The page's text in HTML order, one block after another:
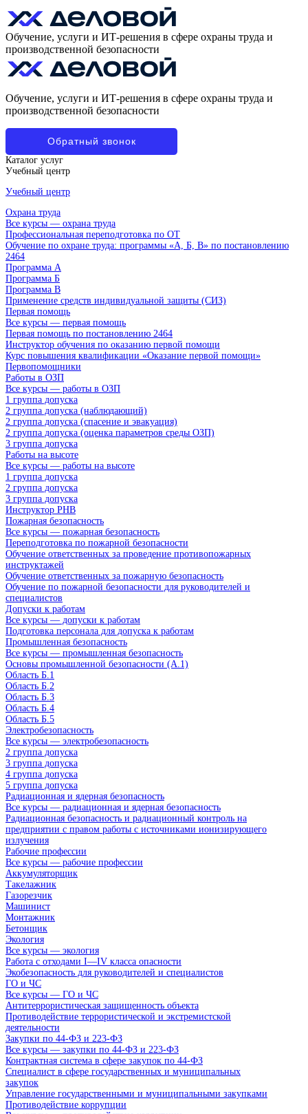
Обучение, услуги и ИТ-решения в сфере охраны труда и
производственной безопасности
Обучение, услуги и ИТ-решения в сфере охраны труда и
производственной безопасности
Обратный звонок
Каталог услуг
Учебный центр
Учебный центр
Охрана труда
Все курсы — охрана труда
Профессиональная переподготовка по ОТ
Обучение по охране труда: программы «А, Б, В» по постановлению
2464
Программа А
Программа Б
Программа В
Применение средств индивидуальной защиты (СИЗ)
Первая помощь
Все курсы — первая помощь
Первая помощь по постановлению 2464
Инструктор обучения по оказанию первой помощи
Курс повышения квалификации «Оказание первой помощи»
Первопомощники
Работы в ОЗП
Все курсы — работы в ОЗП
1 группа допуска
2 группа допуска (наблюдающий)
2 группа допуска (спасение и эвакуация)
2 группа допуска (оценка параметров среды ОЗП)
3 группа допуска
Работы на высоте
Все курсы — работы на высоте
1 группа допуска
2 группа допуска
3 группа допуска
Инструктор РНВ
Пожарная безопасность
Все курсы — пожарная безопасность
Переподготовка по пожарной безопасности
Обучение ответственных за проведение противопожарных
инструктажей
Обучение ответственных за пожарную безопасность
Обучение по пожарной безопасности для руководителей и
специалистов
Допуски к работам
Все курсы — допуски к работам
Подготовка персонала для допуска к работам
Промышленная безопасность
Все курсы — промышленная безопасность
Основы промышленной безопасности (A.1)
Область Б.1
Область Б.2
Область Б.3
Область Б.4
Область Б.5
Электробезопасность
Все курсы — электробезопасность
2 группа допуска
3 группа допуска
4 группа допуска
5 группа допуска
Радиационная и ядерная безопасность
Все курсы — радиационная и ядерная безопасность
Радиационная безопасность и радиационный контроль на
предприятии с правом работы с источниками ионизирующего
излучения
Рабочие профессии
Все курсы — рабочие профессии
Аккумуляторщик
Такелажник
Газорезчик
Машинист
Монтажник
Бетонщик
Экология
Все курсы — экология
Работа с отходами I—IV класса опасности
Экобезопасность для руководителей и специалистов
ГО и ЧС
Все курсы — ГО и ЧС
Антитеррористическая защищенность объекта
Противодействие террористической и экстремистской
деятельности
Закупки по 44-ФЗ и 223-ФЗ
Все курсы — закупки по 44-ФЗ и 223-ФЗ
Контрактная система в сфере закупок по 44-ФЗ
Специалист в сфере государственных и муниципальных
закупок
Управление государственными и муниципальными закупками
Противодействие коррупции